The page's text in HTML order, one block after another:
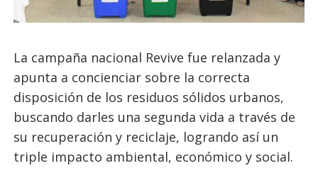
La campaña nacional Revive fue relanzada y
apunta a concienciar sobre la correcta
disposición de los residuos sólidos urbanos,
buscando darles una segunda vida a través de
su recuperación y reciclaje, logrando así un
triple impacto ambiental, económico y social.